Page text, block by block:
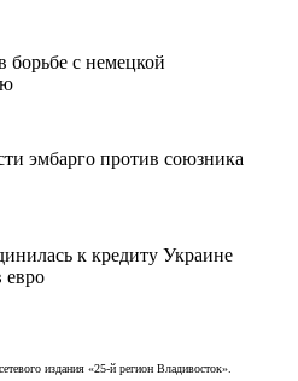
с немецкой
эмбарго против союзника
к кредиту Украине
евро
издания «25-й регион Владивосток».